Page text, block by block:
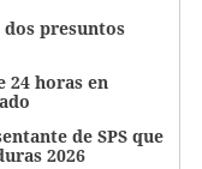
presuntos
24 horas en
de SPS que
2026